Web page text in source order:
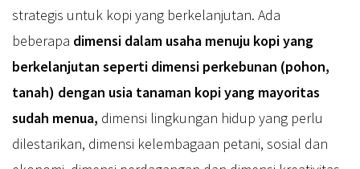
strategis untuk kopi yang berkelanjutan. Ada
beberapa dimensi dalam usaha menuju kopi yang
berkelanjutan seperti dimensi perkebunan (pohon,
tanah) dengan usia tanaman kopi yang mayoritas
sudah menua, dimensi lingkungan hidup yang perlu
dilestarikan, dimensi kelembagaan petani, sosial dan